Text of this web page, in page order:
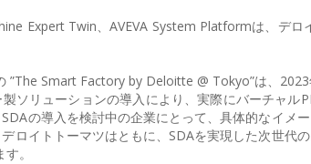
Expert Twin、AVEVA System Platformは、デ
”The Smart Factory by Deloitte @ Tokyo”は、
ソリューションの導入により、実際にバーチャ
の導入を検討中の企業にとって、具体的なイメ
ロイトトーマツはともに、SDAを実現した次世代
。